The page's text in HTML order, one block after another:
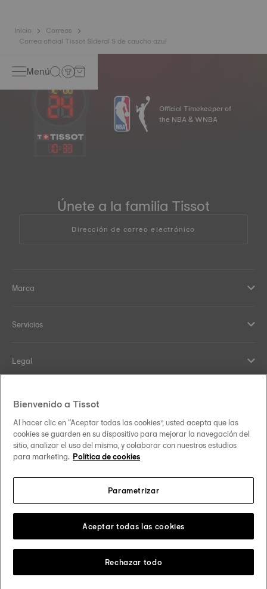
Inicio
Correas
Correa oficial Tissot Sideral S de caucho azul
Menú
10: 33
Official Timekeeper of
the NBA & WNBA
Únete a la familia Tissot
Dirección de correo electrónico
Marca
Servicios
Legal
Nuestro compromiso
Síguenos en redes sociales
Cambiar país Tissot Copyrights 2026
Bienvenido a Tissot
Al hacer clic en “Aceptar todas las cookies”, usted acepta que las
cookies se guarden en su dispositivo para mejorar la navegación del
sitio, analizar el uso del mismo, y colaborar con nuestros estudios
para marketing. Política de cookies
Parametrizar
Rechazar todo
Aceptar todas las cookies